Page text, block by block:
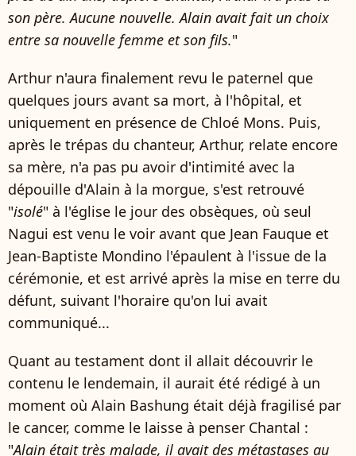
son père. Aucune nouvelle. Alain avait fait un choix
entre sa nouvelle femme et son fils."
Arthur n'aura finalement revu le paternel que
quelques jours avant sa mort, à l'hôpital, et
uniquement en présence de Chloé Mons. Puis,
après le trépas du chanteur, Arthur, relate encore
sa mère, n'a pas pu avoir d'intimité avec la
dépouille d'Alain à la morgue, s'est retrouvé
"isolé" à l'église le jour des obsèques, où seul
Nagui est venu le voir avant que Jean Fauque et
Jean-Baptiste Mondino l'épaulent à l'issue de la
cérémonie, et est arrivé après la mise en terre du
défunt, suivant l'horaire qu'on lui avait
communiqué...
Quant au testament dont il allait découvrir le
contenu le lendemain, il aurait été rédigé à un
moment où Alain Bashung était déjà fragilisé par
le cancer, comme le laisse à penser Chantal :
"Alain était très malade, il avait des métastases au